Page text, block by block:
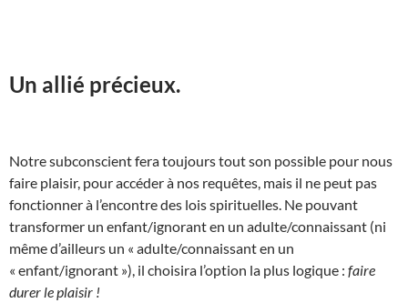
Un allié précieux.
Notre subconscient fera toujours tout son possible pour nous
faire plaisir, pour accéder à nos requêtes, mais il ne peut pas
fonctionner à l’encontre des lois spirituelles. Ne pouvant
transformer un enfant/ignorant en un adulte/connaissant (ni
même d’ailleurs un « adulte/connaissant en un
« enfant/ignorant »), il choisira l’option la plus logique : faire
durer le plaisir !